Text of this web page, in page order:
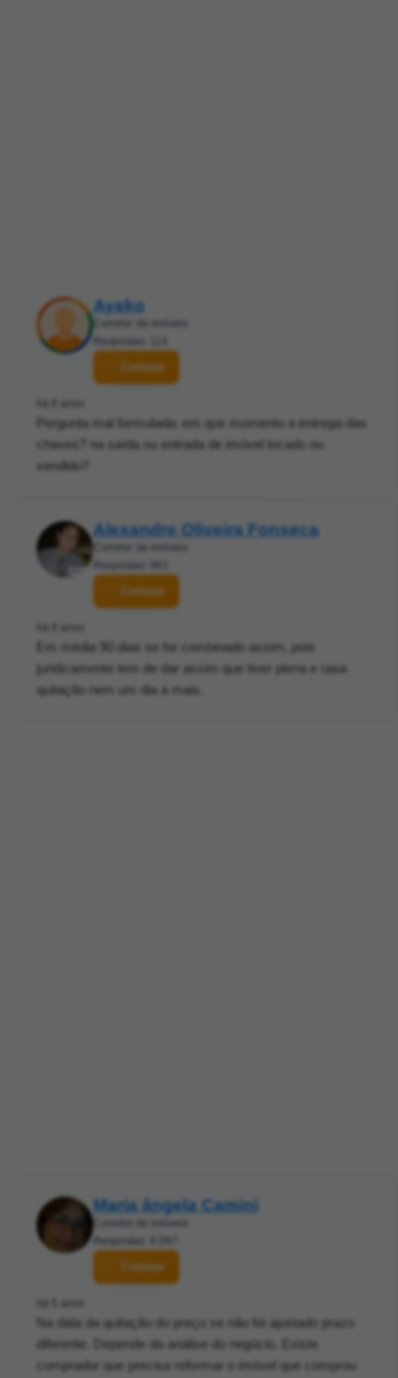
Ayako
Corretor de imóveis
Respostas: 114
Contatar
há 6 anos
Pergunta mal formulada: em que momento a entrega das
chaves? na saída ou entrada de imóvel locado ou
vendido?
Alexandre Oliveira Fonseca
Corretor de imóveis
Respostas: 961
Contatar
há 6 anos
Em média 90 dias se for combinado assim, pois
juridicamente tem de dar assim que tiver plena e rasa
quitação nem um dia a mais.
Maria ângela Camini
Corretor de imóveis
Respostas: 8.097
Contatar
há 5 anos
Na data da quitação do preço se não foi ajustado prazo
diferente. Depende da análise do negócio. Existe
comprador que precisa reformar o imóvel que comprou